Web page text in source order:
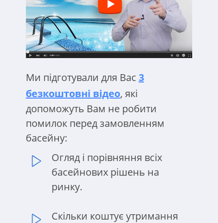
Ми підготували для Вас 3
безкоштовні відео, які
допоможуть Вам не робити
помилок перед замовленням
басейну:
Огляд і порівняння всіх
басейнових рішень на
ринку.
Скільки коштує утримання